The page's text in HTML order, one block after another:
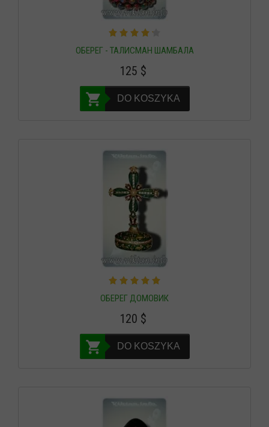
ОБЕРЕГ - ТАЛИСМАН ШАМБАЛА
125 $
DO KOSZYKA
ОБЕРЕГ ДОМОВИК
120 $
DO KOSZYKA